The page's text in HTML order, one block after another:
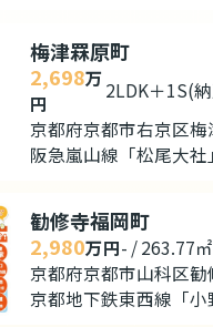
梅津罧原町
2,698万
円
勧修寺福岡町
2,980万円- / 263.77㎡